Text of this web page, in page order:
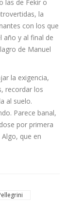
las de Fekir o
la
con los que
año y al final de
de Manuel
la exigencia,
recordar los
al suelo.
Parece banal,
por primera
que en